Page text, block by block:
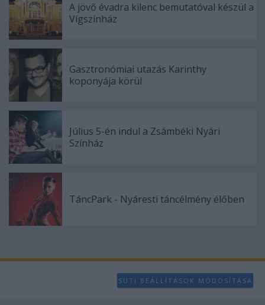
A jövő évadra kilenc bemutatóval készül a
Vígszínház
Gasztronómiai utazás Karinthy
koponyája körül
Július 5-én indul a Zsámbéki Nyári
Színház
TáncPark - Nyáresti táncélmény élőben
SÜTI BEÁLLÍTÁSOK MÓDOSÍTÁSA